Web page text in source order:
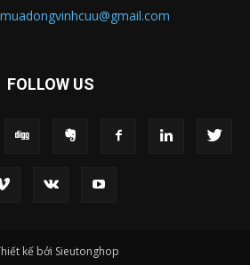
muadongvinhcuu@gmail.com
FOLLOW US
kế bởi Sieutonghop